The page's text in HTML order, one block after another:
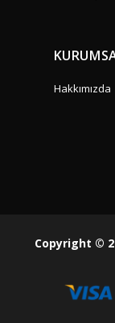
Hakkımızda
Copyright ©